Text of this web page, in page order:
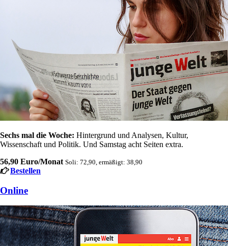
Sechs mal die Woche: Hintergrund und Analysen, Kultur,
Wissenschaft und Politik. Und Samstag acht Seiten extra.
56,90 Euro/Monat Soli: 72,90, ermäßigt: 38,90
Bestellen
Online